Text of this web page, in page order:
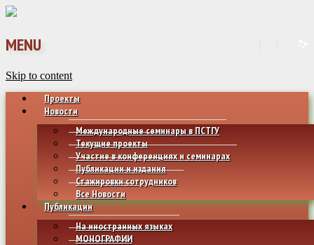
MENU
Skip to content
Проекты
Новости
Международные семинары в ПСТГУ
Текущие проекты
Участие в конференциях и семинарах
Публикации и издания
Стажировки сотрудников
Все Новости
Публикации
На иностранных языках
МОНОГРАФИИ